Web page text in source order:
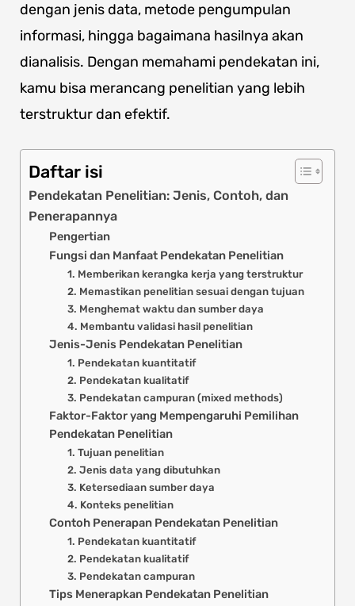
dengan jenis data, metode pengumpulan
informasi, hingga bagaimana hasilnya akan
dianalisis. Dengan memahami pendekatan ini,
kamu bisa merancang penelitian yang lebih
terstruktur dan efektif.
Daftar isi
Pendekatan Penelitian: Jenis, Contoh, dan
Penerapannya
Pengertian
Fungsi dan Manfaat Pendekatan Penelitian
1. Memberikan kerangka kerja yang terstruktur
2. Memastikan penelitian sesuai dengan tujuan
3. Menghemat waktu dan sumber daya
4. Membantu validasi hasil penelitian
Jenis-Jenis Pendekatan Penelitian
1. Pendekatan kuantitatif
2. Pendekatan kualitatif
3. Pendekatan campuran (mixed methods)
Faktor-Faktor yang Mempengaruhi Pemilihan
Pendekatan Penelitian
1. Tujuan penelitian
2. Jenis data yang dibutuhkan
3. Ketersediaan sumber daya
4. Konteks penelitian
Contoh Penerapan Pendekatan Penelitian
1. Pendekatan kuantitatif
2. Pendekatan kualitatif
3. Pendekatan campuran
Tips Menerapkan Pendekatan Penelitian